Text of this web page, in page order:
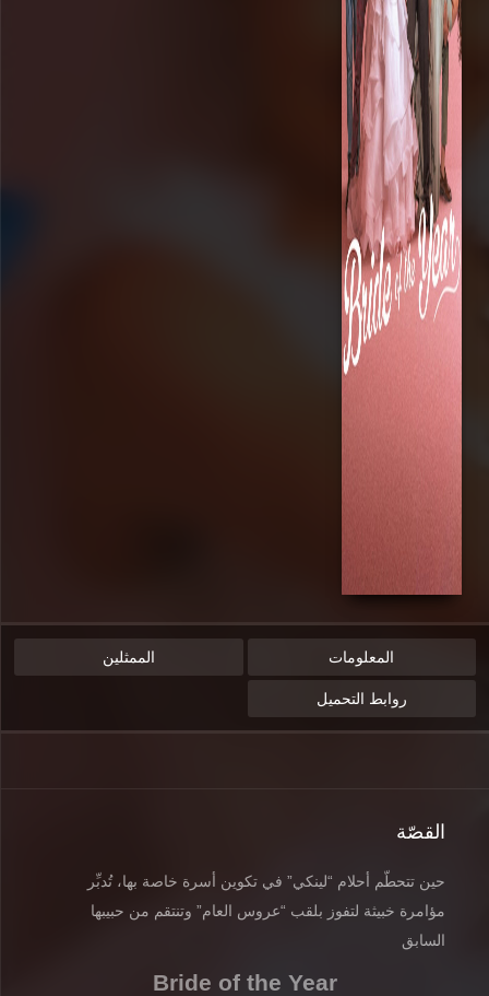
المعلومات الممثلين
روابط التحميل
القصّة
حين تتحطّم أحلام “لينكي” في تكوين أسرة خاصة بها، تُدبِّر
مؤامرة خبيثة لتفوز بلقب “عروس العام” وتنتقم من حبيبها
السابق
Bride of the Year